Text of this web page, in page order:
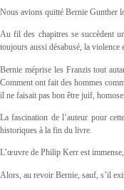
Nous avions quitté Bernie Gunther
Au fil des chapitres se succèdent
toujours aussi désabusé, la violence
Bernie méprise les Franzis tout
Comment ont fait des hommes
il ne faisait pas bon être juif,
La fascination de l’auteur pour
historiques à la fin du livre.
L’œuvre de Philip Kerr est
Alors, au revoir Bernie, sauf, s’il